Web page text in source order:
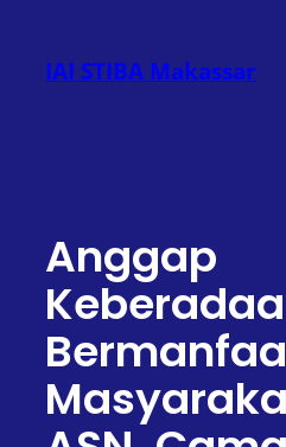
konten
IAI STIBA Makassar
Anggap